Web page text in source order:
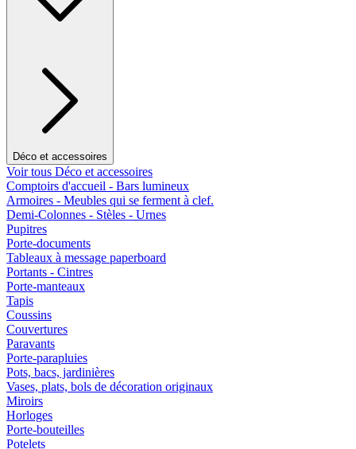
Déco et accessoires
Voir tous Déco et accessoires
Comptoirs d'accueil - Bars lumineux
Armoires - Meubles qui se ferment à clef.
Demi-Colonnes - Stèles - Urnes
Pupitres
Porte-documents
Tableaux à message paperboard
Portants - Cintres
Porte-manteaux
Tapis
Coussins
Couvertures
Paravants
Porte-parapluies
Pots, bacs, jardinières
Vases, plats, bols de décoration originaux
Miroirs
Horloges
Porte-bouteilles
Potelets